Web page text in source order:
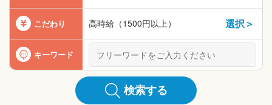
こだわり 高時給（1500円以上） 選択＞
キーワード
検索する